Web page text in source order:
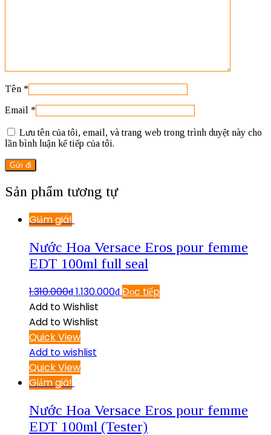
Tên *
Email *
Lưu tên của tôi, email, và trang web trong trình duyệt này cho
lần bình luận kế tiếp của tôi.
Sản phẩm tương tự
Giảm giá!
Nước Hoa Versace Eros pour femme
EDT 100ml full seal
1.310.000₫1.130.000₫Đọc tiếp
Add to Wishlist
Add to Wishlist
Quick View
Add to wishlist
Quick View
Giảm giá!
Nước Hoa Versace Eros pour femme
EDT 100ml (Tester)